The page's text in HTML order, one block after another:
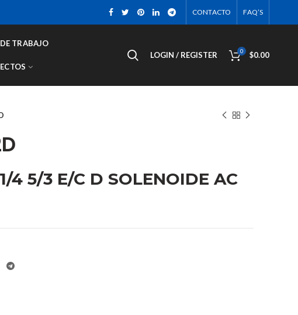
CONTACTO FAQ’S
TRABAJO
LOGIN / REGISTER 0 $0.00
4 5/3 E/C D SOLENOIDE AC